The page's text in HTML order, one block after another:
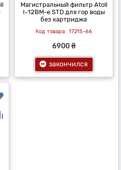
Магистральный фильтр Atoll
I-12BM-e STD для гор воды
без картриджа
17215-66
6900 ₴
закончился